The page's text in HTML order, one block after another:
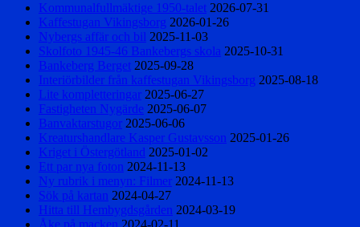
Kommunalfullmäktige 1950-talet 2026-07-31
Kaffestugan Vikingsborg 2026-01-26
Nybergs affär och bil 2025-11-03
Skolfoto 1945-46 Bankebergs skola 2025-10-31
Bankeberg Berget 2025-09-28
Interiörbilder från kaffestugan Vikingsborg 2025-08-18
Lite kompletteringar 2025-06-27
Fastigheten Nygärde 2025-06-07
Banvaktarstugor 2025-06-06
Kreaturshandlare Kasper Gustavsson 2025-01-26
Kriget i Östergötland 2025-01-02
Ett par nya foton 2024-11-13
Ny rubrik i menyn: Filmer 2024-11-13
Sök på kartan 2024-04-27
Hitta till Hembygdsgården 2024-03-19